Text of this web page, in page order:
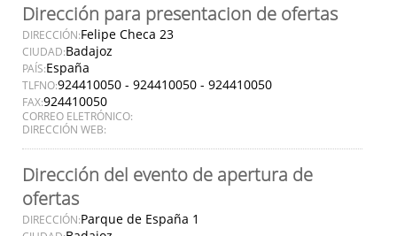
Dirección para presentacion de ofertas
DIRECCIÓN:Felipe Checa 23
CIUDAD:Badajoz
PAÍS:España
TLFNO:924410050 - 924410050 - 924410050
FAX:924410050
CORREO ELETRÓNICO:
DIRECCIÓN WEB:
Dirección del evento de apertura de
ofertas
DIRECCIÓN:Parque de España 1